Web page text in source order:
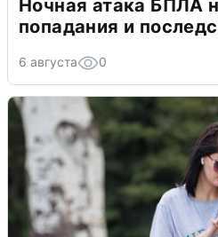
Ночная атака БПЛА
попадания и
6 августа 0